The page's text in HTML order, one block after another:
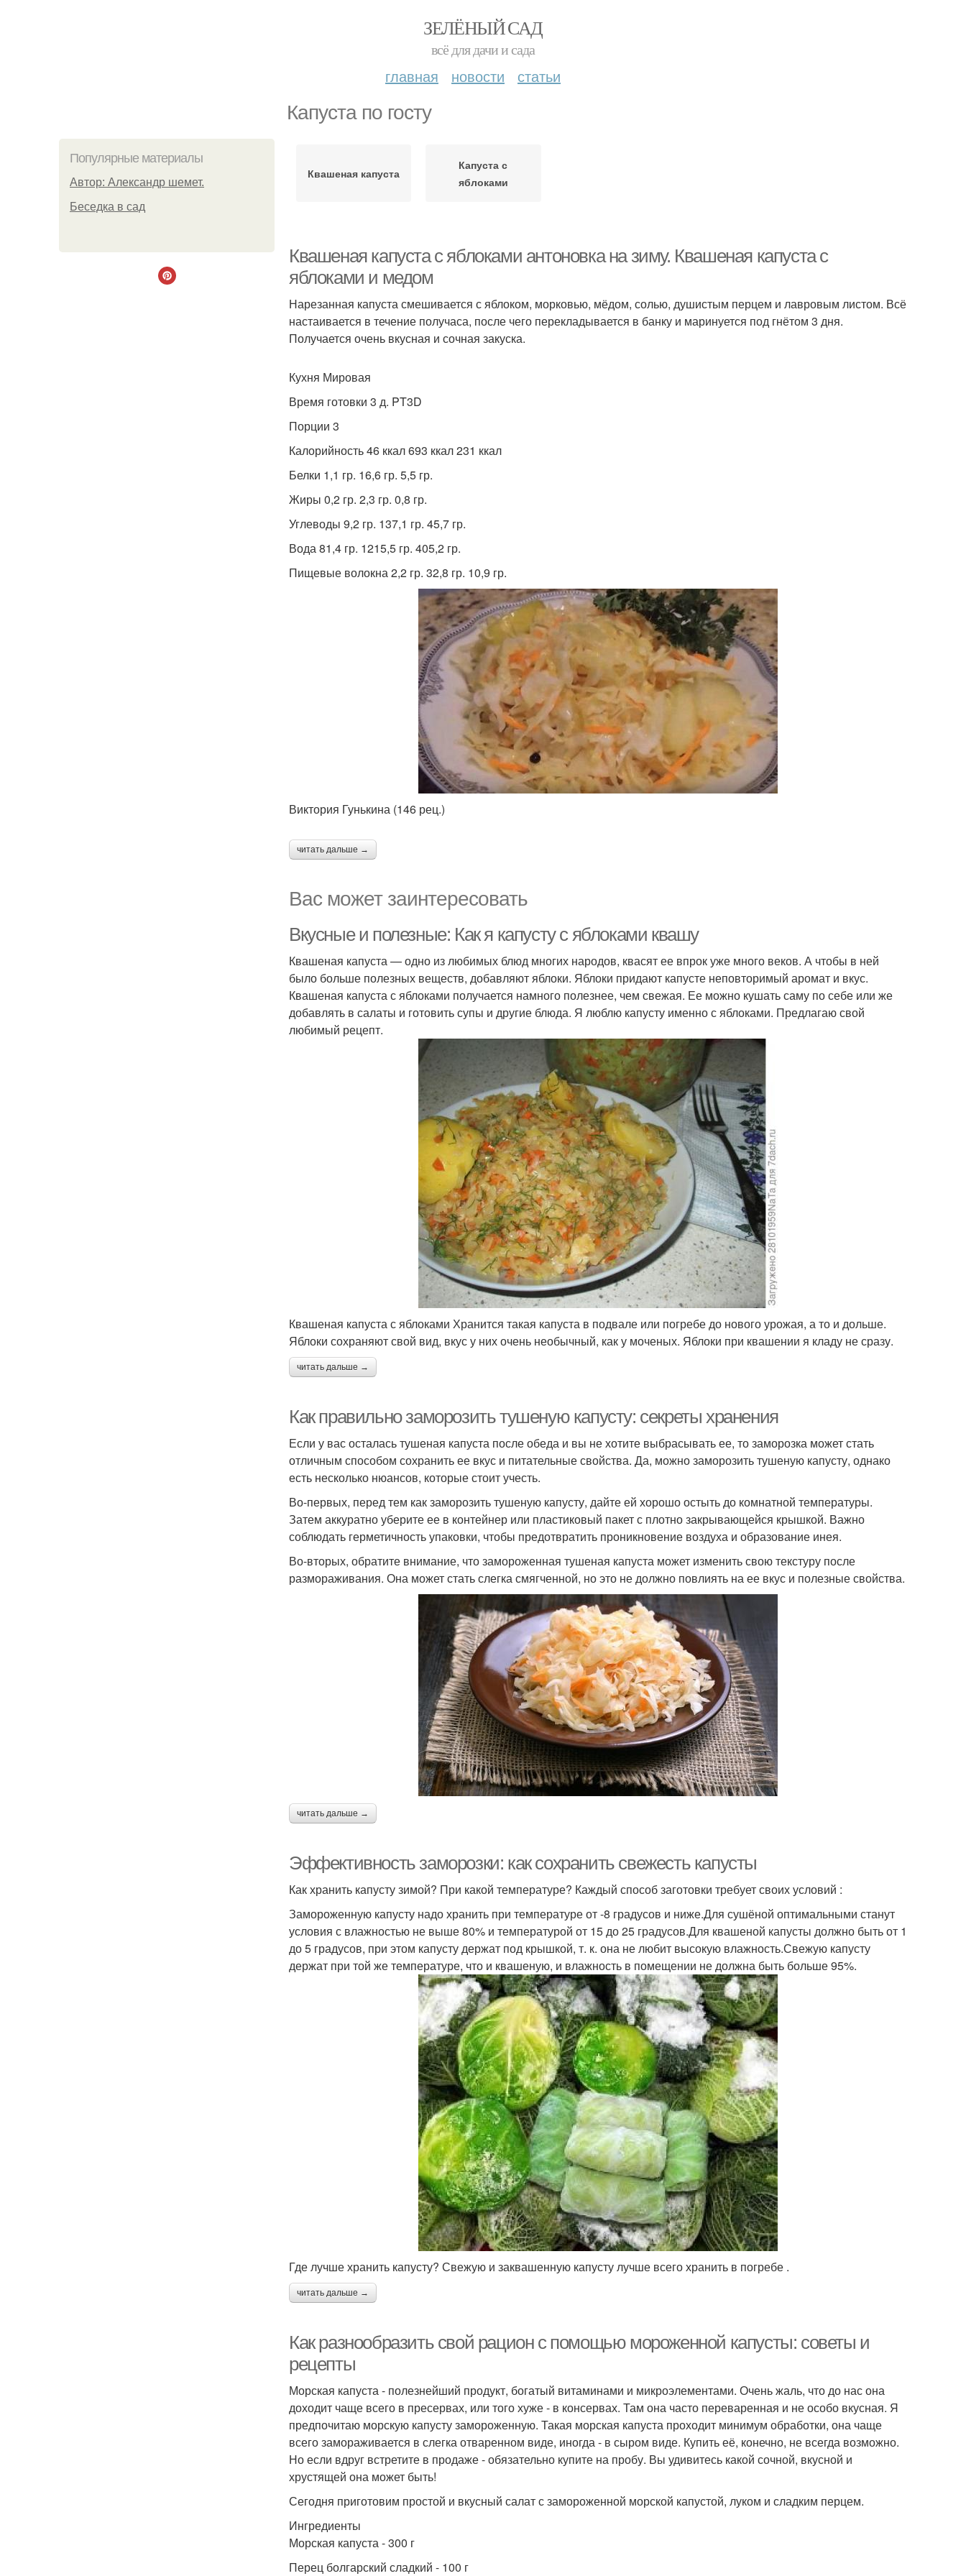
ЗЕЛЁНЫЙ САД
всё для дачи и сада
главная новости статьи
Капуста по госту
Популярные материалы
Автор: Александр шемет.
Беседка в сад
Квашеная капуста
Капуста с
яблоками
Квашеная капуста с яблоками антоновка на зиму. Квашеная капуста с
яблоками и медом
Нарезанная капуста смешивается с яблоком, морковью, мёдом, солью, душистым перцем и лавровым листом. Всё
настаивается в течение получаса, после чего перекладывается в банку и маринуется под гнётом 3 дня.
Получается очень вкусная и сочная закуска.
Кухня Мировая
Время готовки 3 д. PT3D
Порции 3
Калорийность 46 ккал 693 ккал 231 ккал
Белки 1,1 гр. 16,6 гр. 5,5 гр.
Жиры 0,2 гр. 2,3 гр. 0,8 гр.
Углеводы 9,2 гр. 137,1 гр. 45,7 гр.
Вода 81,4 гр. 1215,5 гр. 405,2 гр.
Пищевые волокна 2,2 гр. 32,8 гр. 10,9 гр.
Виктория Гунькина (146 рец.)
читать дальше →
Вас может заинтересовать
Вкусные и полезные: Как я капусту с яблоками квашу
Квашеная капуста — одно из любимых блюд многих народов, квасят ее впрок уже много веков. А чтобы в ней
было больше полезных веществ, добавляют яблоки. Яблоки придают капусте неповторимый аромат и вкус.
Квашеная капуста с яблоками получается намного полезнее, чем свежая. Ее можно кушать саму по себе или же
добавлять в салаты и готовить супы и другие блюда. Я люблю капусту именно с яблоками. Предлагаю свой
любимый рецепт.
Квашеная капуста с яблоками Хранится такая капуста в подвале или погребе до нового урожая, а то и дольше.
Яблоки сохраняют свой вид, вкус у них очень необычный, как у моченых. Яблоки при квашении я кладу не сразу.
читать дальше →
Как правильно заморозить тушеную капусту: секреты хранения
Если у вас осталась тушеная капуста после обеда и вы не хотите выбрасывать ее, то заморозка может стать
отличным способом сохранить ее вкус и питательные свойства. Да, можно заморозить тушеную капусту, однако
есть несколько нюансов, которые стоит учесть.
Во-первых, перед тем как заморозить тушеную капусту, дайте ей хорошо остыть до комнатной температуры.
Затем аккуратно уберите ее в контейнер или пластиковый пакет с плотно закрывающейся крышкой. Важно
соблюдать герметичность упаковки, чтобы предотвратить проникновение воздуха и образование инея.
Во-вторых, обратите внимание, что замороженная тушеная капуста может изменить свою текстуру после
размораживания. Она может стать слегка смягченной, но это не должно повлиять на ее вкус и полезные свойства.
читать дальше →
Эффективность заморозки: как сохранить свежесть капусты
Как хранить капусту зимой? При какой температуре? Каждый способ заготовки требует своих условий :
Замороженную капусту надо хранить при температуре от -8 градусов и ниже.Для сушёной оптимальными станут
условия с влажностью не выше 80% и температурой от 15 до 25 градусов.Для квашеной капусты должно быть от 1
до 5 градусов, при этом капусту держат под крышкой, т. к. она не любит высокую влажность.Свежую капусту
держат при той же температуре, что и квашеную, и влажность в помещении не должна быть больше 95%.
Где лучше хранить капусту? Свежую и заквашенную капусту лучше всего хранить в погребе .
читать дальше →
Как разнообразить свой рацион с помощью мороженной капусты: советы и
рецепты
Морская капуста - полезнейший продукт, богатый витаминами и микроэлементами. Очень жаль, что до нас она
доходит чаще всего в пресервах, или того хуже - в консервах. Там она часто переваренная и не особо вкусная. Я
предпочитаю морскую капусту замороженную. Такая морская капуста проходит минимум обработки, она чаще
всего замораживается в слегка отваренном виде, иногда - в сыром виде. Купить её, конечно, не всегда возможно.
Но если вдруг встретите в продаже - обязательно купите на пробу. Вы удивитесь какой сочной, вкусной и
хрустящей она может быть!
Сегодня приготовим простой и вкусный салат с замороженной морской капустой, луком и сладким перцем.
Ингредиенты
Морская капуста - 300 г
Перец болгарский сладкий - 100 г